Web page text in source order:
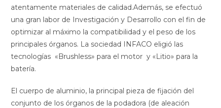
atentamente materiales de calidad.Además, se efectuó
una gran labor de Investigación y Desarrollo con el fin de
optimizar al máximo la compatibilidad y el peso de los
principales órganos. La sociedad INFACO eligió las
tecnologías «Brushless» para el motor y «Litio» para la
batería.
El cuerpo de aluminio, la principal pieza de fijación del
conjunto de los órganos de la podadora (de aleación